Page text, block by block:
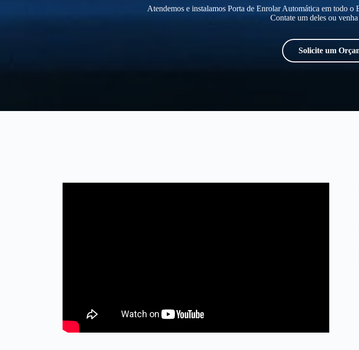
Atendemos e instalamos Porta de Enrolar Automática em todo o
Contate um deles ou
Solicite um